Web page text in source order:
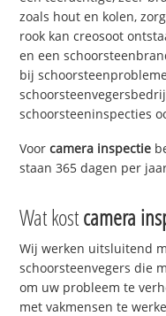
zoals hout en kolen,
rook kan creosoot
en een
bij
schoorsteeninspecties
Voorcamera inspectie
staan 365 dagen per
Wat kostcamera
Wij werken uitsluitend
schoorsteenvegers die
om uw probleem te
met vakmensen te